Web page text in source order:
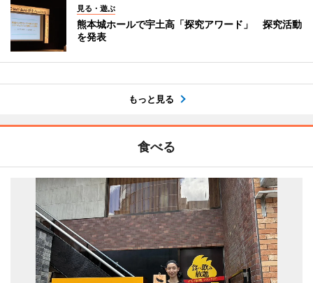
見る・遊ぶ
熊本城ホールで宇土高「探究アワード」 探究活動
を発表
もっと見る
食べる